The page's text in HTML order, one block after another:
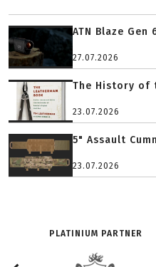
ATN Blaze
27.07.2026
The History of
23.07.2026
5" Assault
23.07.2026
PLATINIUM PARTNER